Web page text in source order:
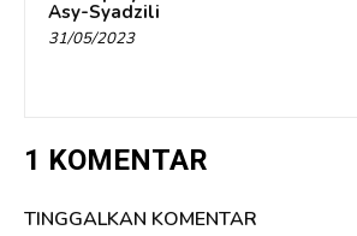
Asy-Syadzili
31/05/2023
1 KOMENTAR
TINGGALKAN KOMENTAR